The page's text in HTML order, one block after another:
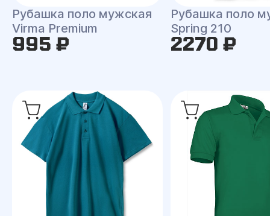
Рубашка поло мужская
Virma Premium
995 ₽
Рубашка поло
Spring 210
2270 ₽